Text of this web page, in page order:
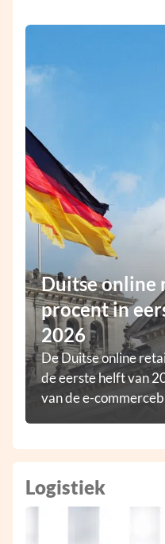
Duitse online
procent in
2026
De Duitse online
de eerste helft van
van de e-
Logistiek